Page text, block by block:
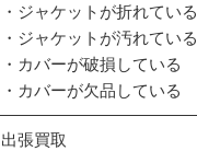
・ジャケットが折れている
・ジャケットが汚れている
・カバーが破損している
・カバーが欠品している
出張買取